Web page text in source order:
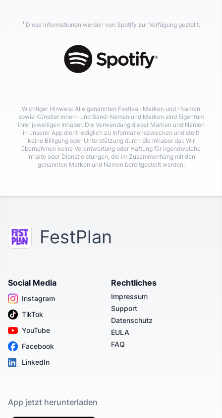
1 Diese Informationen werden von Spotify zur Verfügung gestellt.
Wichtiger Hinweis: Alle genannten Festival-Marken und -Namen
sowie Künstler:innen- und Band-Namen und Marken sind Eigentum
ihrer jeweiligen Inhaber. Die Verwendung dieser Marken und Namen
in unserer App dient lediglich zu Informationszwecken und stellt
keine Billigung oder Unterstützung durch die Inhaber dar. Wir
übernehmen keine Verantwortung oder Haftung für irgendwelche
Inhalte oder Dienstleistungen, die im Zusammenhang mit den
genannten Marken und Namen bereitgestellt werden.
FestPlan
Social Media
Instagram
TikTok
YouTube
Facebook
LinkedIn
Rechtliches
Impressum
Support
Datenschutz
EULA
FAQ
App jetzt herunterladen